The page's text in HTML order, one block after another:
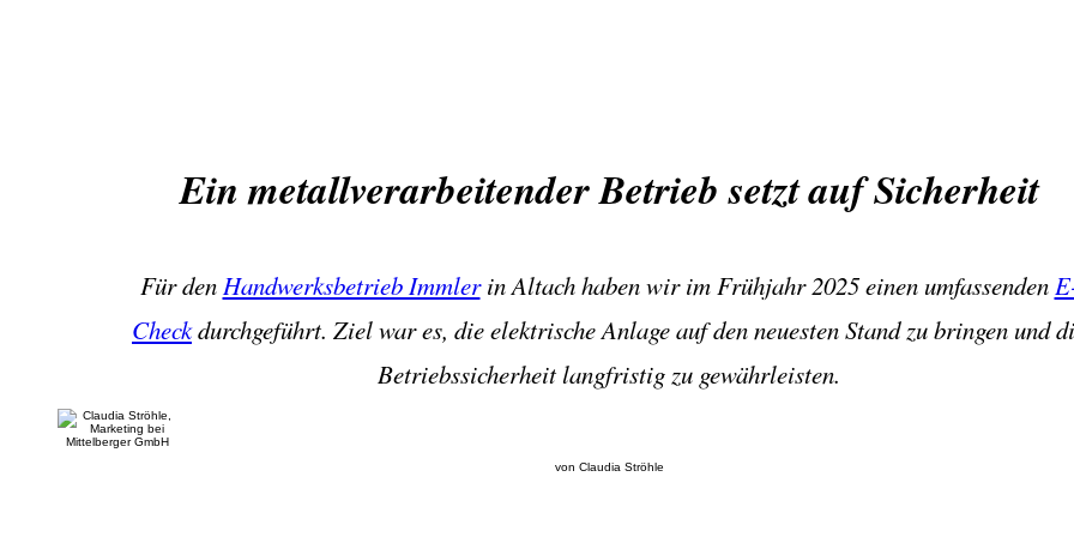
Ein metallverarbeitender Betrieb setzt auf Sicherheit
Für denHandwerksbetrieb Immlerin Altach haben wir im Frühjahr 2025 einen umfassenden
Checkdurchgeführt. Ziel war es, die elektrische Anlage auf den neuesten Stand zu bringen und
Betriebssicherheit langfristig zu gewährleisten.
von Claudia Ströhle